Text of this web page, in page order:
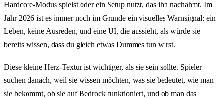
Hardcore-Modus spielst oder ein Setup nutzt, das ihn nachahmt. Im
Jahr 2026 ist es immer noch im Grunde ein visuelles Warnsignal: ein
Leben, keine Ausreden, und eine UI, die aussieht, als würde sie
bereits wissen, dass du gleich etwas Dummes tun wirst.
Diese kleine Herz-Textur ist wichtiger, als sie sein sollte. Spieler
suchen danach, weil sie wissen möchten, was sie bedeutet, wie man
sie bekommt, ob sie auf Bedrock funktioniert, und ob man das